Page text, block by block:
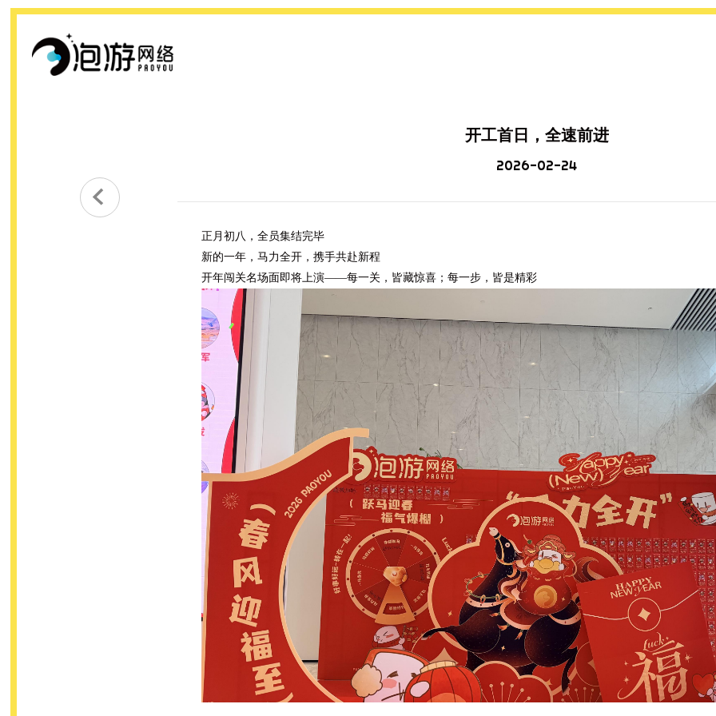
开工首日，全速前进
2026-02-24

正月初八，全员集结完毕
新的一年，马力全开，携手共赴新程
开年闯关名场面即将上演——每一关，皆藏惊喜；每一步，皆是精彩